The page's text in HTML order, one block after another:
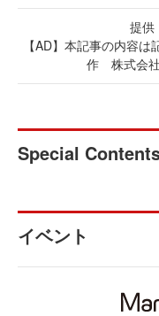
提供
【AD】本記事の内容
作 株式会
Special
イベント